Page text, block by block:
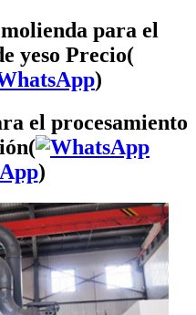
para el
yeso Precio(
)
el procesamiento
)